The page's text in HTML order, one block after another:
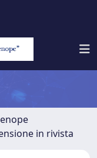
in rivista